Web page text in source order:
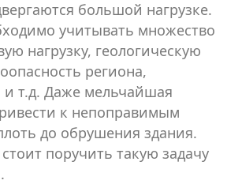
большой нагрузке.
учитывать множество
нагрузку, геологическую
региона,
т.д. Даже мельчайшая
к непоправимым
до обрушения здания.
поручить такую задачу